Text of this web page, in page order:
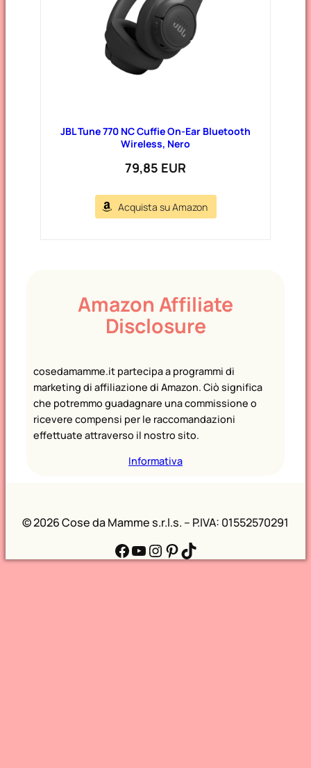
JBL Tune 770 NC Cuffie On-Ear Bluetooth
Wireless, Nero
79,85 EUR
Acquista su Amazon
Amazon Affiliate
Disclosure
cosedamamme.it partecipa a programmi di
marketing di affiliazione di Amazon. Ciò significa
che potremmo guadagnare una commissione o
ricevere compensi per le raccomandazioni
effettuate attraverso il nostro sito.
Informativa
©2026 Cose da Mamme s.r.l.s. – P.IVA: 01552570291
Facebook YouTube Instagram Pinterest TikTok